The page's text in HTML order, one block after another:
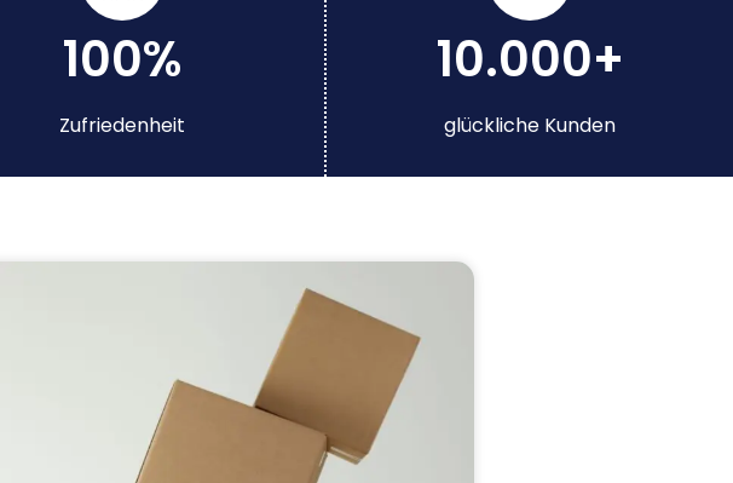
100%
Zufriedenheit
10.000+
glückliche Kunden